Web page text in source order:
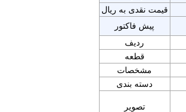
قیمت نقدی به ریال
پیش فاکتور
ردیف
قطعه
مشخصات
دسته بندی
تصویر